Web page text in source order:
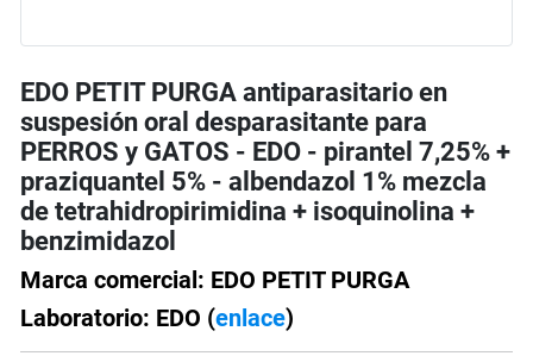
EDO PETIT PURGA antiparasitario en
suspesión oral desparasitante para
PERROS y GATOS - EDO - pirantel 7,25% +
praziquantel 5% - albendazol 1% mezcla
de tetrahidropirimidina + isoquinolina +
benzimidazol
Marca comercial: EDO PETIT PURGA
Laboratorio: EDO (enlace)